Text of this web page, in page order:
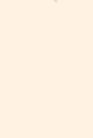
salah satu indikator
si Kecil berjalan